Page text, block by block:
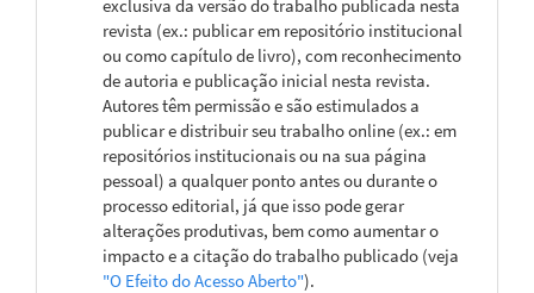
exclusiva da versão do trabalho publicada nesta
revista (ex.: publicar em repositório institucional
ou como capítulo de livro), com reconhecimento
de autoria e publicação inicial nesta revista.
Autores têm permissão e são estimulados a
publicar e distribuir seu trabalho online (ex.: em
repositórios institucionais ou na sua página
pessoal) a qualquer ponto antes ou durante o
processo editorial, já que isso pode gerar
alterações produtivas, bem como aumentar o
impacto e a citação do trabalho publicado (veja
"O Efeito do Acesso Aberto").